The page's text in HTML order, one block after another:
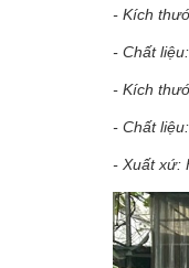
- Kích
- Chất
- Kích
- Chất
- Xuất xứ: